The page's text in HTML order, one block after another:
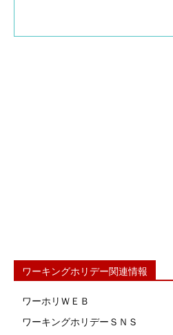
ワーキングホリデー関連情報
ワーホリＷＥＢ
ワーキングホリデーＳＮＳ